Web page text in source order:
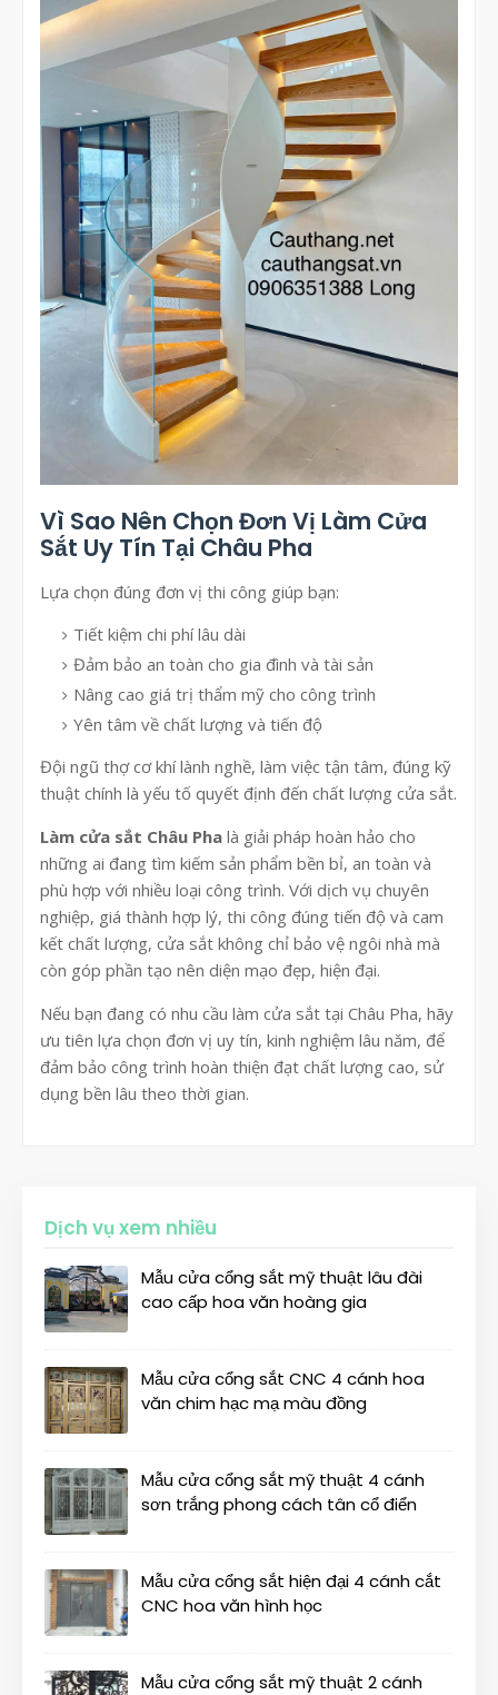
Vì Sao Nên Chọn Đơn Vị Làm Cửa
Sắt Uy Tín Tại Châu Pha
Lựa chọn đúng đơn vị thi công giúp bạn:
Tiết kiệm chi phí lâu dài
Đảm bảo an toàn cho gia đình và tài sản
Nâng cao giá trị thẩm mỹ cho công trình
Yên tâm về chất lượng và tiến độ
Đội ngũ thợ cơ khí lành nghề, làm việc tận tâm, đúng kỹ
thuật chính là yếu tố quyết định đến chất lượng cửa sắt.
Làm cửa sắt Châu Pha là giải pháp hoàn hảo cho
những ai đang tìm kiếm sản phẩm bền bỉ, an toàn và
phù hợp với nhiều loại công trình. Với dịch vụ chuyên
nghiệp, giá thành hợp lý, thi công đúng tiến độ và cam
kết chất lượng, cửa sắt không chỉ bảo vệ ngôi nhà mà
còn góp phần tạo nên diện mạo đẹp, hiện đại.
Nếu bạn đang có nhu cầu làm cửa sắt tại Châu Pha, hãy
ưu tiên lựa chọn đơn vị uy tín, kinh nghiệm lâu năm, để
đảm bảo công trình hoàn thiện đạt chất lượng cao, sử
dụng bền lâu theo thời gian.
Dịch vụ xem nhiều
Mẫu cửa cổng sắt mỹ thuật lâu đài
cao cấp hoa văn hoàng gia
Mẫu cửa cổng sắt CNC 4 cánh hoa
văn chim hạc mạ màu đồng
Mẫu cửa cổng sắt mỹ thuật 4 cánh
sơn trắng phong cách tân cổ điển
Mẫu cửa cổng sắt hiện đại 4 cánh cắt
CNC hoa văn hình học
Mẫu cửa cổng sắt mỹ thuật 2 cánh